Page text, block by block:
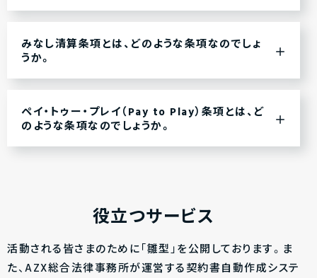
みなし清算条項とは、どのような条項なのでしょ
うか。
ペイ・トゥー・プレイ（Pay to Play）条項とは、ど
のような条項なのでしょうか。
役立つサービス
活動される皆さまのために「雛型」を公開しております。ま
た、AZX総合法律事務所が運営する契約書自動作成システ